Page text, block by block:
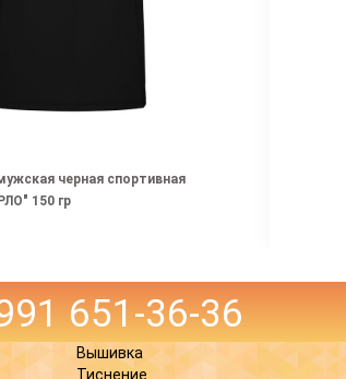
черная спортивная
150 гр
651-36-36
Вышивка
Тиснение